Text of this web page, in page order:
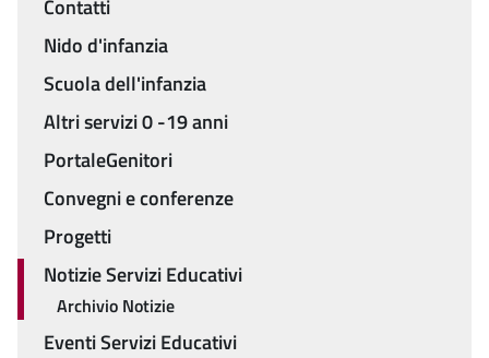
Menu
Contatti
Nido d'infanzia
Scuola dell'infanzia
Altri servizi 0 -19 anni
PortaleGenitori
Convegni e conferenze
Progetti
Notizie Servizi Educativi
Archivio Notizie
Eventi Servizi Educativi